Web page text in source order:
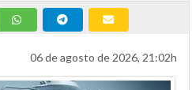
06 de agosto de 2026, 21:02h